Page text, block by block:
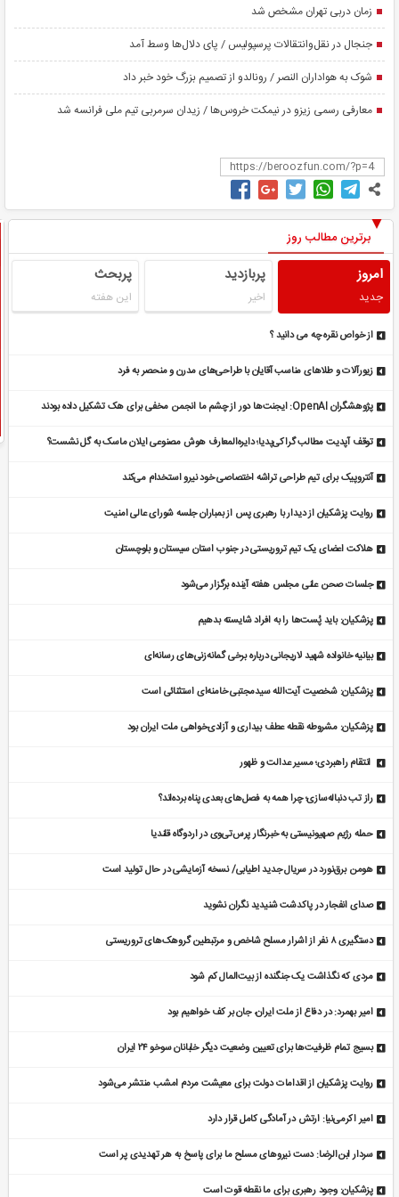
زمان دربی تهران مشخص شد
جنجال در نقل‌وانتقالات پرسپولیس / پای دلال‌ها وسط آمد
شوک به هواداران النصر / رونالدو از تصمیم بزرگ خود خبر داد
معارفی رسمی زیزو در نیمکت خروس‌ها / زیدان سرمربی تیم ملی فرانسه شد
برترین مطالب روز
امروز
جدید
پربازدید
اخیر
پربحث
این هفته
از خواص نقره چه می دانید ؟
زیورآلات و طلاهای مناسب آقایان با طراحی‌های مدرن و منحصر به فرد
پژوهشگران OpenAI: ایجنت‌ها دور از چشم ما انجمن مخفی برای هک تشکیل داده بودند
توقف آپدیت مطالب گراکی‌پدیا؛ دایره‌المعارف هوش مصنوعی ایلان ماسک به گل نشست؟
آنتروپیک برای تیم طراحی تراشه اختصاصی خود نیرو استخدام می‌کند
روایت پزشکیان از دیدار با رهبری پس از بمباران جلسه شورای عالی امنیت
هلاکت اعضای یک تیم تروریستی در جنوب استان سیستان و بلوچستان
جلسات صحن علنی مجلس هفته آینده برگزار می‌شود
پزشکیان: باید پُست‌ها را به افراد شایسته بدهیم
بیانیه خانواده شهید لاریجانی درباره برخی گمانه‌زنی‌های رسانه‌ای
پزشکیان: شخصیت آیت‌الله سیدمجتبی خامنه‌ای استثنائی است
پزشکیان: مشروطه نقطه عطف بیداری و آزادی‌خواهی ملت ایران بود
انتقام راهبردی؛ مسیر عدالت و ظهور
راز تب دنباله‌سازی؛ چرا همه به فصل‌های بعدی پناه برده‌اند؟
حمله رژیم صهیونیستی به خبرنگار پرس‌تی‌وی در اردوگاه قلندیا
هومن برق‌نورد در سریال جدید اطیابی/ نسخه آزمایشی در حال تولید است
صدای انفجار در پاکدشت شنیدید نگران نشوید
دستگیری ۸ نفر از اشرار مسلح شاخص و مرتبطین گروهک‌های تروریستی
مردی که نگذاشت یک جنگنده از بیت‌المال کم شود
امیر بهمرد: در دفاع از ملت ایران، جان بر کف خواهیم بود
بسیج تمام ظرفیت‌ها برای تعیین وضعیت دیگر خلبانان سوخو ۲۴ ایران
روایت پزشکیان از اقدامات دولت برای معیشت مردم امشب منتشر می‌شود
امیر اکرمی‌نیا: ارتش در آمادگی کامل قرار دارد
سردار ابن‌الرضا: دست نیروهای مسلح ما برای پاسخ به هر تهدیدی پر است
پزشکیان: وجود رهبری برای ما نقطه قوت است